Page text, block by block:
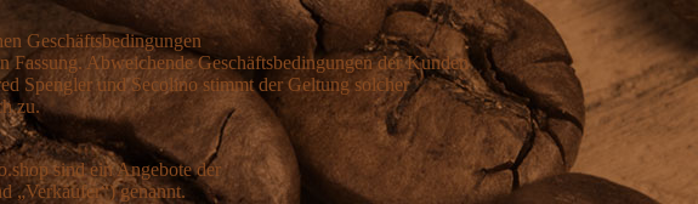
Geschäftsbedingungen
Abweichende Geschäftsbedingungen der Kunden
Spengler und Secolino stimmt der Geltung solcher
zu.
sind ein Angebote der
„Verkäufer“) genannt.